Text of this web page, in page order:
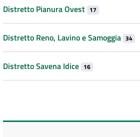
Distretto Pianura Ovest 17
Distretto Reno, Lavino e Samoggia 34
Distretto Savena Idice 16